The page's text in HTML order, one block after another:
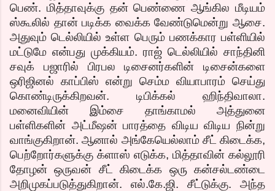
பெண். மித்தாவுக்கு தன் பெண்ணை ஆங்கில மீடியம்
ஸ்கூலில் தான் படிக்க வைக்க வேண்டுமென்று ஆசை.
அதுவும் டெல்லியில் உள்ள பெரும் பணக்கார பள்ளியில்
மட்டுமே என்பது முக்கியம். ராஜ் டெல்லியில் சாந்தினி
சவுக் பஜாரில் பிரபல டிசைனர்களின் டிசைன்களை
ஒரிஜினல் காப்பிஸ் என்று செம்ம வியாபாரம் செய்து
கொண்டிருக்கிறவன். டிபிக்கல் ஹிந்திவாலா.
மனைவியின் இம்சை தாங்காமல் அத்துனை
பள்ளிகளின் அட்மீஷன் பாரத்தை விடிய விடிய நின்று
வாங்குகிறான். ஆனால் அங்கேயெல்லாம் சீட் கிடைக்க,
பெற்றோர்களுக்கு க்ளாஸ் எடுக்க, மித்தாவின் கல்லூரி
தோழன் ஒருவன் சீட் கிடைக்க ஒரு கன்சல்டண்டை
அறிமுகப்படுத்துகிறான். எல்.கே.ஜி. சீட்டுக்கு. அந்த